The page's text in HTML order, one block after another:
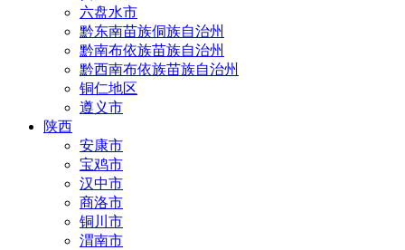
六盘水市
黔东南苗族侗族自治州
黔南布依族苗族自治州
黔西南布依族苗族自治州
铜仁地区
遵义市
陕西
安康市
宝鸡市
汉中市
商洛市
铜川市
渭南市